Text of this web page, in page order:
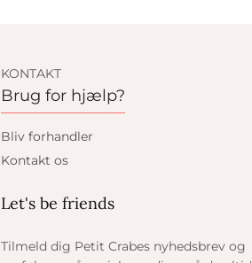
KONTAKT
Brug for hjælp?
Bliv forhandler
Kontakt os
Let's be friends
Tilmeld dig Petit Crabes nyhedsbrev og